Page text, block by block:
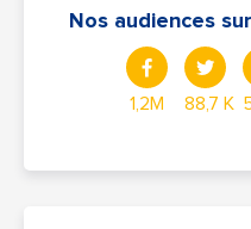
Nos audiences
1,2M 88,7 K